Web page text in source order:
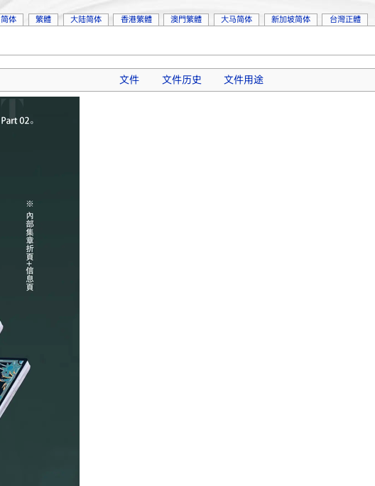
文件 文件历史 文件用途
简体 繁體 大陆简体 香港繁體 澳門繁體 大马简体 新加坡简体 台灣正體